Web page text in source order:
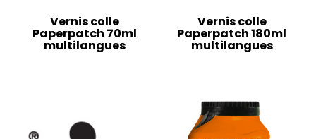
Vernis colle
Paperpatch 70ml
multilangues
Vernis colle
Paperpatch 180ml
multilangues